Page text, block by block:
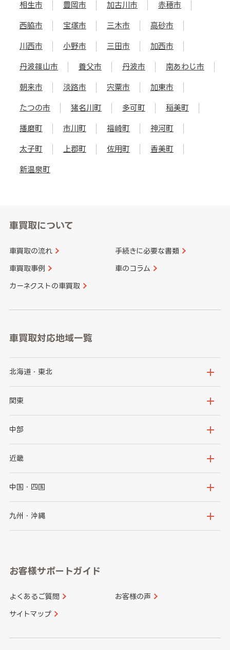
相生市 豊岡市 加古川市 赤穂市
西脇市 宝塚市 三木市 高砂市
川西市 小野市 三田市 加西市
丹波篠山市 養父市 丹波市 南あわじ市
朝来市 淡路市 宍粟市 加東市
たつの市 猪名川町 多可町 稲美町
播磨町 市川町 福崎町 神河町
太子町 上郡町 佐用町 香美町
新温泉町
車買取について
車買取の流れ 手続きに必要な書類
車買取事例 車のコラム
カーネクストの車買取
車買取対応地域一覧
北海道・東北
北海道
岩手県
秋田県
関東
茨城県
群馬県
千葉県
神奈川県
中部
新潟県
石川県
山梨県
愛知県
近畿
大阪府
京都府
和歌山県
中国・四国
鳥取県
山口県
香川県 愛媛県
九州・沖縄
長崎県
大分県 宮崎県
お客様サポートガイド
よくあるご質問 お客様の声
サイトマップ